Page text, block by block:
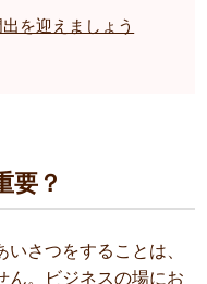
を迎えましょう
要？
さつをすることは、
ん。ビジネスの場にお